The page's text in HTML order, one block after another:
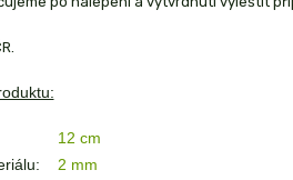
12 cm
2 mm